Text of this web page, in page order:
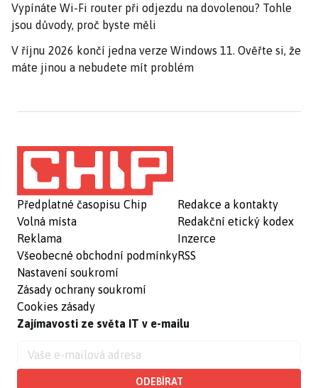
Vypínáte Wi-Fi router při odjezdu na dovolenou? Tohle
jsou důvody, proč byste měli
V říjnu 2026 končí jedna verze Windows 11. Ověřte si, že
máte jinou a nebudete mít problém
Předplatné časopisu Chip
Volná místa
Reklama
Všeobecné obchodní podmínky
Nastavení soukromí
Zásady ochrany soukromí
Cookies zásady
Redakce a kontakty
Redakční etický kodex
Inzerce
RSS
Zajímavosti ze světa IT v e-mailu
ODEBÍRAT